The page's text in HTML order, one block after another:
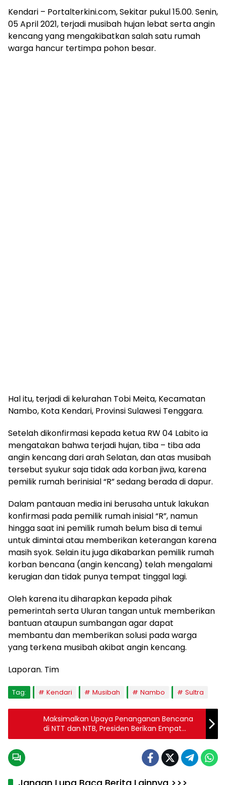
Kendari – Portalterkini.com, Sekitar pukul 15.00. Senin,
05 April 2021, terjadi musibah hujan lebat serta angin
kencang yang mengakibatkan salah satu rumah
warga hancur tertimpa pohon besar.
Hal itu, terjadi di kelurahan Tobi Meita, Kecamatan
Nambo, Kota Kendari, Provinsi Sulawesi Tenggara.
Setelah dikonfirmasi kepada ketua RW 04 Labito ia
mengatakan bahwa terjadi hujan, tiba – tiba ada
angin kencang dari arah Selatan, dan atas musibah
tersebut syukur saja tidak ada korban jiwa, karena
pemilik rumah berinisial “R” sedang berada di dapur.
Dalam pantauan media ini berusaha untuk lakukan
konfirmasi pada pemilik rumah inisial “R”, namun
hingga saat ini pemilik rumah belum bisa di temui
untuk dimintai atau memberikan keterangan karena
masih syok. Selain itu juga dikabarkan pemilik rumah
korban bencana (angin kencang) telah mengalami
kerugian dan tidak punya tempat tinggal lagi.
Oleh karena itu diharapkan kepada pihak
pemerintah serta Uluran tangan untuk memberikan
bantuan ataupun sumbangan agar dapat
membantu dan memberikan solusi pada warga
yang terkena musibah akibat angin kencang.
Laporan. Tim
Tag: Kendari Musibah Nambo Sultra
Maksimalkan Upaya Penanganan Bencana
di NTT dan NTB, Presiden Berikan Empat
Instruksi